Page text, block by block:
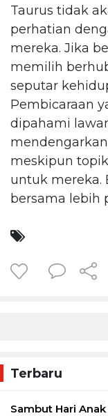
Taurus tidak
perhatian
mereka. Jika
memilih
seputar
Pembicaraan
dipahami
meskipun
untuk mereka.
bersama lebih
Terbaru
Sambut Hari